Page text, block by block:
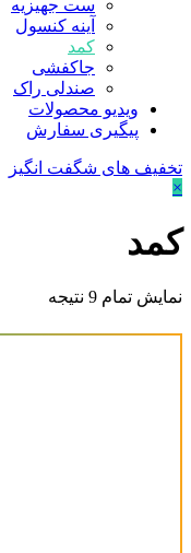
ست جهیزیه
آینه کنسول
کمد
جاکفشی
صندلی راک
ویدیو محصولات
پیگیری سفارش
تخفیف های شگفت انگیز
×
کمد
نمایش تمام 9 نتیجه